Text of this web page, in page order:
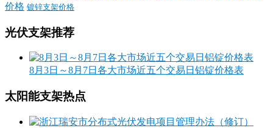
价格 镀锌支架价格
光伏支架推荐
8月3日～8月7日各大市场近五个交易日铝锭价格表
太阳能支架热点